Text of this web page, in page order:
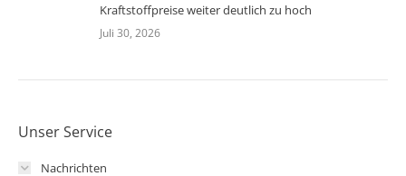
Kraftstoffpreise weiter deutlich zu hoch
Juli 30, 2026
Unser Service
Nachrichten